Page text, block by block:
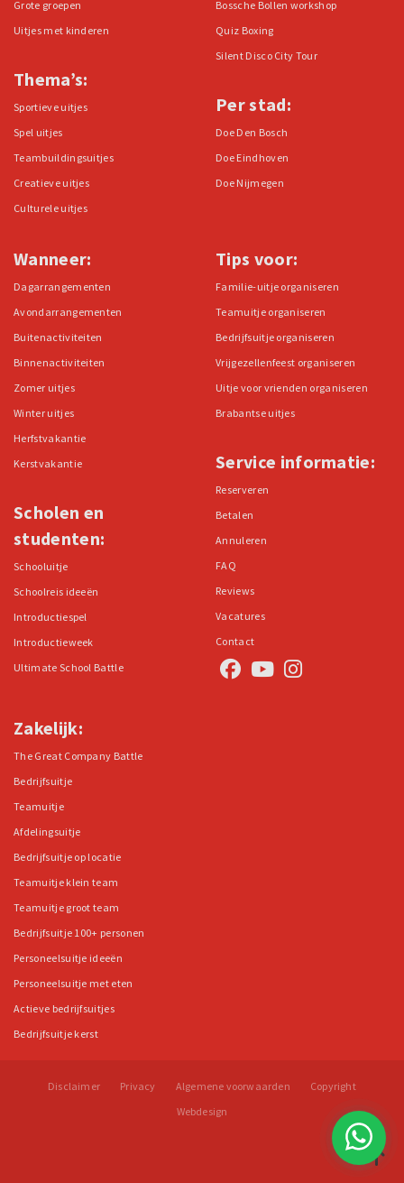
Grote groepen
Uitjes met kinderen
Thema’s:
Sportieve uitjes
Spel uitjes
Teambuildingsuitjes
Creatieve uitjes
Culturele uitjes
Bossche Bollen workshop
Quiz Boxing
Silent Disco City Tour
Per stad:
Doe Den Bosch
Doe Eindhoven
Doe Nijmegen
Wanneer:
Dagarrangementen
Avondarrangementen
Buitenactiviteiten
Binnenactiviteiten
Zomer uitjes
Winter uitjes
Herfstvakantie
Kerstvakantie
Scholen en
studenten:
Schooluitje
Schoolreis ideeën
Introductiespel
Introductieweek
Ultimate School Battle
Tips voor:
Familie-uitje organiseren
Teamuitje organiseren
Bedrijfsuitje organiseren
Vrijgezellenfeest organiseren
Uitje voor vrienden organiseren
Brabantse uitjes
Service informatie:
Reserveren
Betalen
Annuleren
FAQ
Reviews
Vacatures
Contact
Zakelijk:
The Great Company Battle
Bedrijfsuitje
Teamuitje
Afdelingsuitje
Bedrijfsuitje op locatie
Teamuitje klein team
Teamuitje groot team
Bedrijfsuitje 100+ personen
Personeelsuitje ideeën
Personeelsuitje met eten
Actieve bedrijfsuitjes
Bedrijfsuitje kerst
Disclaimer Privacy Algemene voorwaarden
Copyright
Webdesign